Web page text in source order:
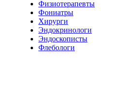
Физиотерапевты
Фониатры
Хирурги
Эндокринологи
Эндоскописты
Флебологи